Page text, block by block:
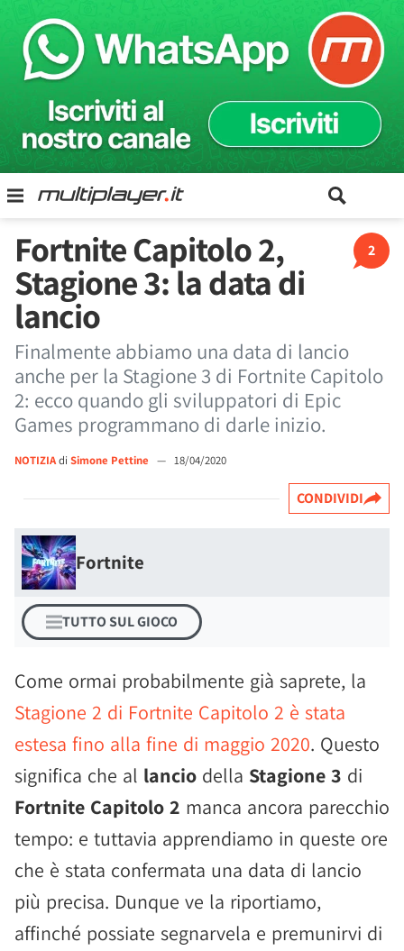
2
Fortnite Capitolo 2,
Stagione 3: la data di
lancio
Finalmente abbiamo una data di lancio
anche per la Stagione 3 di Fortnite Capitolo
2: ecco quando gli sviluppatori di Epic
Games programmano di darle inizio.
NOTIZIAdi Simone Pettine — 18/04/2020
CONDIVIDI
Fortnite
TUTTO SUL GIOCO
Come ormai probabilmente già saprete, la
Stagione 2 di Fortnite Capitolo 2 è stata
estesa fino alla fine di maggio 2020. Questo
significa che al lancio della Stagione 3 di
Fortnite Capitolo 2 manca ancora parecchio
tempo: e tuttavia apprendiamo in queste ore
che è stata confermata una data di lancio
più precisa. Dunque ve la riportiamo,
affinché possiate segnarvela e premunirvi di